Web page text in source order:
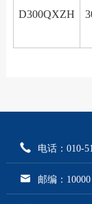
D300QXZH
电话：010-
邮编：10000